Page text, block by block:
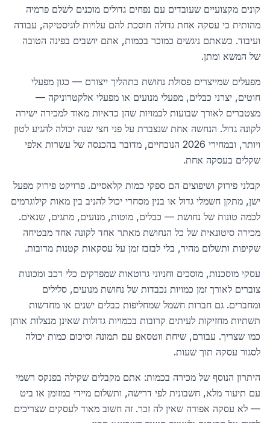
קונים מקצועיים שעובדים עם נפחים גדולים מוכנים לשלם פרמיה
מהותית כי עסקה אחת גדולה חוסכת להם עלויות לוגיסטיקה, עבודה
ועיבוד. כשאתם ניגשים כמוכר בכמות, אתם יושבים בפינה הטובה
של המשא ומתן.
מפעלים שמייצרים פסולת נחושת בתהליך ייצורם — כגון מפעלי
חוטים, יצרני כבלים, מפעלי מנועים או מפעלי אלקטרוניקה —
מצטברים לאורך שבועות לכמויות שהן כדאיות מאוד למכירה ישירה
לקונה גדול. הנחשה אחת שנצברת על פני חצי שנה יכולה להגיע לטון
ויותר, ובמחירי 2026 הנוכחיים, מדובר בהכנסה של עשרות אלפי
שקלים בעסקה אחת.
קבלני פירוק ושיפוצים הם ספקי כמות קלאסיים. פרויקט פירוק מפעל
ישן, מתקן חשמלי גדול או בנין מסחרי יכול להניב בין מאות קילוגרמים
לכמה טונות של נחושת — כבלים, מוטות, מנועים, מתגים, שנאים.
מכירה סיטונאית של כל הנחושת מאתר אחד לקונה אחד מבטיחה
שקיפות ותשלום מהיר, בלי לבזבז זמן על עסקאות קטנות מרובות.
עסקי מוסכנות, מוסכים וחניוני גרוטאות שמפרקים כלי רכב ומכונות
צוברים לאורך זמן כמויות נכבדות של נחושת מנועים, סלילים
ומחברים. גם חברות חשמל שמחליפות כבלים ישנים או מחדשות
תשתיות מחזיקות לעיתים קרובות בכמויות גדולות שאינן מנצלות אותן
כמו שצריך. עבורם, שיחת ווטסאפ עם תמונה וסיכום כמות יכולה
לסגור עסקה תוך שעות.
היתרון הנוסף של מכירה בכמות: אתם מקבלים שקילה בפנקס רשמי
עם תיעוד מלא, חשבונית לפי דרישה, ותשלום מיידי במזומן או ביט
— לא עסקה אפורה שאין לה זכר. זה חשוב מאוד לעסקים שצריכים